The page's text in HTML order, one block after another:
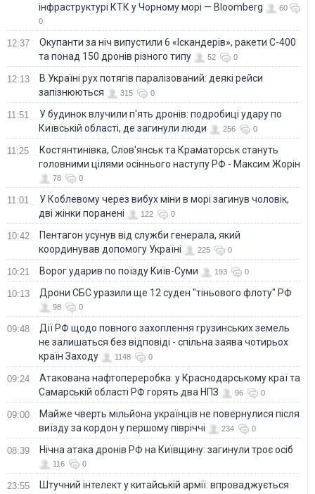
інфраструктурі КТК у Чорному морі — Bloomberg
60
0
12:37
Окупанти за ніч випустили 6 «Іскандерів», ракети С-400
та понад 150 дронів різного типу
52 0
12:13
В Україні рух потягів паралізований: деякі рейси
запізнюються
315 0
11:51
У будинок влучили п'ять дронів: подробиці удару по
Київській області, де загинули люди
256 0
11:25
Костянтинівка, Слов'янськ та Краматорськ стануть
головними цілями осіннього наступу РФ - Максим Жорін
78 0
11:01
У Коблевому через вибух міни в морі загинув чоловік,
дві жінки поранені
122 0
10:42
Пентагон усунув від служби генерала, який
координував допомогу Україні
225 0
10:21 Ворог ударив по поїзду Київ-Суми 193 0
10:13 Дрони СБС уразили ще 12 суден "тіньового флоту" РФ
98 0
09:48
Дії РФ щодо повного захоплення грузинських земель
не залишаться без відповіді - спільна заява чотирьох
країн Заходу
1148 0
09:24
Атакована нафтопереробка: у Краснодарському краї та
Самарській області РФ горять два НПЗ
96 0
09:00
Майже чверть мільйона українців не повернулися після
виїзду за кордон у першому півріччі
234 0
08:39 Нічна атака дронів РФ на Київщину: загинули троє осіб
116 0
23:55
Штучний інтелект у китайській армії: впроваджується